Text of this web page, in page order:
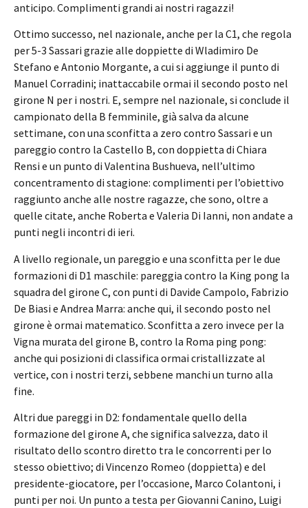
anticipo. Complimenti grandi ai nostri ragazzi!
Ottimo successo, nel nazionale, anche per la C1, che regola
per 5-3 Sassari grazie alle doppiette di Wladimiro De
Stefano e Antonio Morgante, a cui si aggiunge il punto di
Manuel Corradini; inattaccabile ormai il secondo posto nel
girone N per i nostri. E, sempre nel nazionale, si conclude il
campionato della B femminile, già salva da alcune
settimane, con una sconfitta a zero contro Sassari e un
pareggio contro la Castello B, con doppietta di Chiara
Rensi e un punto di Valentina Bushueva, nell’ultimo
concentramento di stagione: complimenti per l’obiettivo
raggiunto anche alle nostre ragazze, che sono, oltre a
quelle citate, anche Roberta e Valeria Di Ianni, non andate a
punti negli incontri di ieri.
A livello regionale, un pareggio e una sconfitta per le due
formazioni di D1 maschile: pareggia contro la King pong la
squadra del girone C, con punti di Davide Campolo, Fabrizio
De Biasi e Andrea Marra: anche qui, il secondo posto nel
girone è ormai matematico. Sconfitta a zero invece per la
Vigna murata del girone B, contro la Roma ping pong:
anche qui posizioni di classifica ormai cristallizzate al
vertice, con i nostri terzi, sebbene manchi un turno alla
fine.
Altri due pareggi in D2: fondamentale quello della
formazione del girone A, che significa salvezza, dato il
risultato dello scontro diretto tra le concorrenti per lo
stesso obiettivo; di Vincenzo Romeo (doppietta) e del
presidente-giocatore, per l’occasione, Marco Colantoni, i
punti per noi. Un punto a testa per Giovanni Canino, Luigi